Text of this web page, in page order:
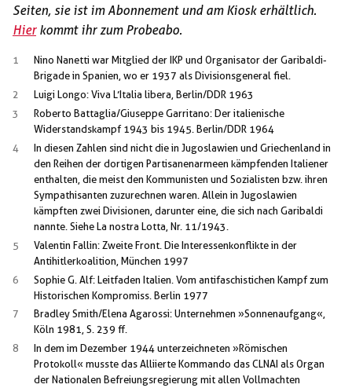
Seiten, sie ist im Abonnement und am Kiosk erhältlich.
Hierkommt ihr zum Probeabo.
1
Nino Nanetti war Mitglied der IKP und Organisator der Garibaldi-
Brigade in Spanien, wo er 1937 als Divisionsgeneral fiel.
2
Luigi Longo: Viva L’Italia libera, Berlin/DDR 1963
3
Roberto Battaglia/Giuseppe Garritano: Der italienische
Widerstandskampf 1943 bis 1945. Berlin/DDR 1964
4
In diesen Zahlen sind nicht die in Jugoslawien und Griechenland in
den Reihen der dortigen Partisanenarmeen kämpfenden Italiener
enthalten, die meist den Kommunisten und Sozialisten bzw. ihren
Sympathisanten zuzurechnen waren. Allein in Jugoslawien
kämpften zwei Divisionen, darunter eine, die sich nach Garibaldi
nannte. Siehe La nostra Lotta, Nr. 11/1943.
5
Valentin Fallin: Zweite Front. Die Interessenkonflikte in der
Antihitlerkoalition, München 1997
6
Sophie G. Alf: Leitfaden Italien. Vom antifaschistichen Kampf zum
Historischen Kompromiss. Berlin 1977
7
Bradley Smith/Elena Agarossi: Unternehmen »Sonnenaufgang«,
Köln 1981, S. 239 ff.
8
In dem im Dezember 1944 unterzeichneten »Römischen
Protokoll« musste das Alliierte Kommando das CLNAI als Organ
der Nationalen Befreiungsregierung mit allen Vollmachten